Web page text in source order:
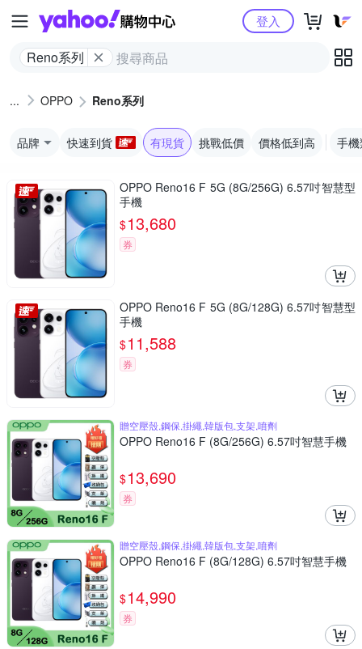
Yahoo購物中心
Reno系列
登入
OPPO Reno系列
品牌 快速到貨 有現貨 挑戰低價 價格低到高 手
OPPO Reno16 F 5G (8G/256G) 6.57吋智慧型
手機
$13,680
券
OPPO Reno16 F 5G (8G/128G) 6.57吋智慧型
手機
$11,588
券
贈空壓殼,鋼保,掛繩,韓版包,支架,噴劑
OPPO Reno16 F (8G/256G) 6.57吋智慧手機
$13,690
券
贈空壓殼,鋼保,掛繩,韓版包,支架,噴劑
OPPO Reno16 F (8G/128G) 6.57吋智慧手機
$14,990
券